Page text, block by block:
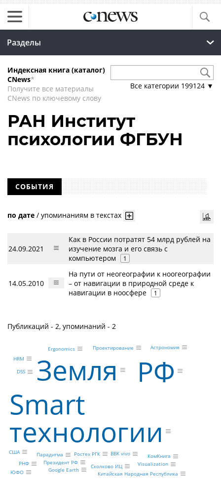
Разделы
Индексная книга (каталог)
CNews*
Получите все материалы
CNews по ключевому слову
Все категории 199124 ▼
РАН Институт
психологии ФГБУН
СОБЫТИЯ
по дате / упоминаниям в текстах
24.09.2021
Как в России потратят 54 млрд рублей на
изучение мозга и его связь с
компьютером
1
14.05.2010
На пути от неогеографии к ноогеографии
– от навигации в природной среде к
навигации в ноосфере
1
Публикаций - 2, упоминаний - 2
Smart
технологии
РФ
Земля
Парадигма Ростех РГК BBK vivo
КомКнига
РНФ
Президент РФ
Сколково ИЦ
HRM
Visualization
Астрономия
Проектирование
DSS
Google Earth
Китайская Народная Республика
США
ЮФО
Ergonomics